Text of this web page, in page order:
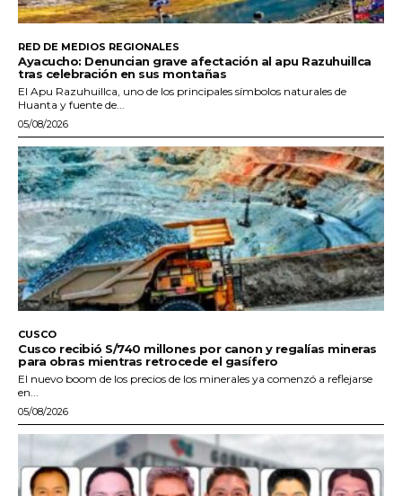
RED DE MEDIOS REGIONALES
Ayacucho: Denuncian grave afectación al apu Razuhuillca
tras celebración en sus montañas
El Apu Razuhuillca, uno de los principales símbolos naturales de
Huanta y fuente de...
05/08/2026
CUSCO
Cusco recibió S/740 millones por canon y regalías mineras
para obras mientras retrocede el gasífero
El nuevo boom de los precios de los minerales ya comenzó a reflejarse
en...
05/08/2026